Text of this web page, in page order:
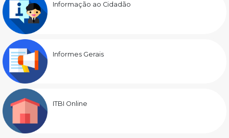
Informação ao Cidadão
Informes Gerais
ITBI Online